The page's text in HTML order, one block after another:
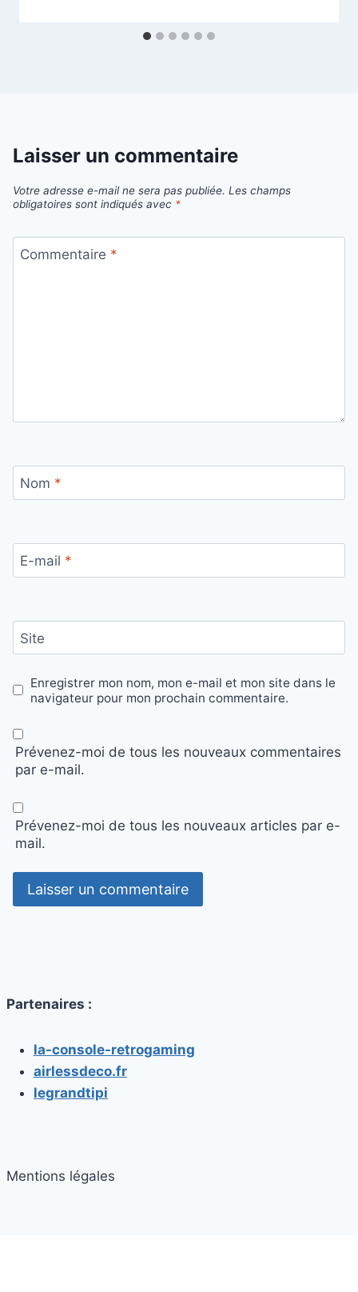
Laisser un commentaire
Votre adresse e-mail ne sera pas publiée. Les champs
obligatoires sont indiqués avec *
Commentaire *
Nom *
E-mail *
Site
Enregistrer mon nom, mon e-mail et mon site dans le
navigateur pour mon prochain commentaire.
Prévenez-moi de tous les nouveaux commentaires
par e-mail.
Prévenez-moi de tous les nouveaux articles par e-
mail.
Partenaires :
la-console-retrogaming
airlessdeco.fr
legrandtipi
Mentions légales